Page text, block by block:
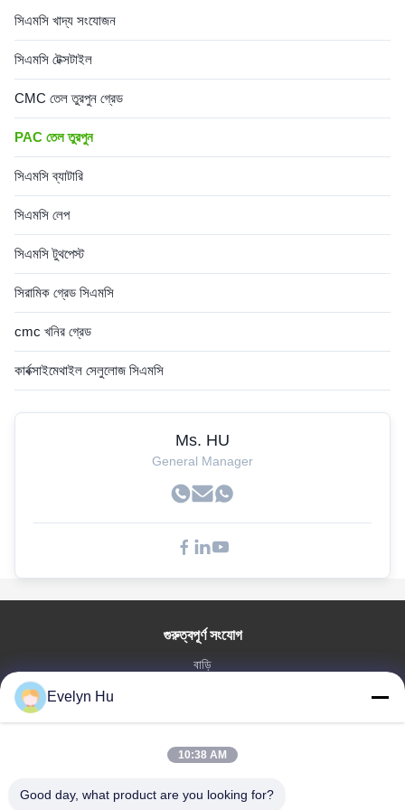
সিএমসি খাদ্য সংযোজন
সিএমসি টেক্সটাইল
CMC তেল তুরপুন গ্রেড
PAC তেল তুরপুন
সিএমসি ব্যাটারি
সিএমসি লেপ
সিএমসি টুথপেস্ট
সিরামিক গ্রেড সিএমসি
cmc খনির গ্রেড
কার্বক্সাইমেথাইল সেলুলোজ সিএমসি
Ms. HU
General Manager
গুরুত্বপূর্ণ সংযোগ
বাড়ি
কারখানা ভ্রমণ
Evelyn Hu
10:38 AM
Good day, what product are you looking for?